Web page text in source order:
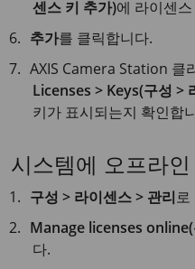
센스 키 추가)에 라이센
추가를 클릭합니다.
AXIS Camera Station 클
Licenses > Keys(구성 >
키가 표시되는지 확인합
시스템에 오프라
구성 > 라이센스 > 관리로
Manage licenses
다.